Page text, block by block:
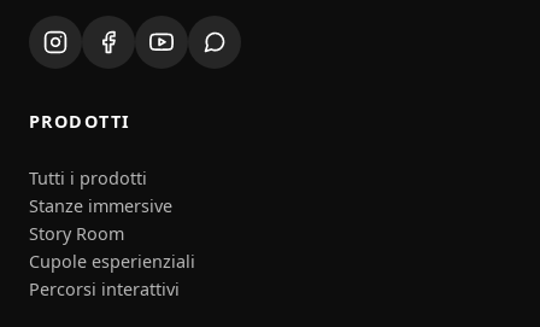
PRODOTTI
Tutti i prodotti
Stanze immersive
Story Room
Cupole esperienziali
Percorsi interattivi